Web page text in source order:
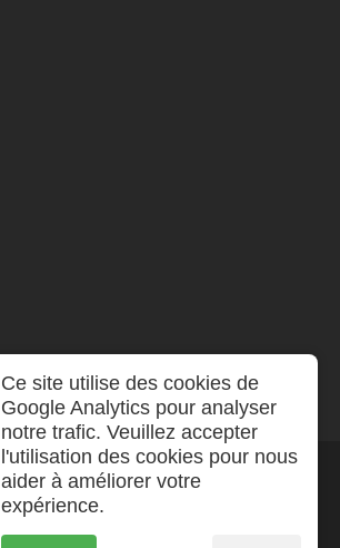
Ce site utilise des cookies de
Google Analytics pour analyser
notre trafic. Veuillez accepter
l'utilisation des cookies pour nous
aider à améliorer votre
expérience.